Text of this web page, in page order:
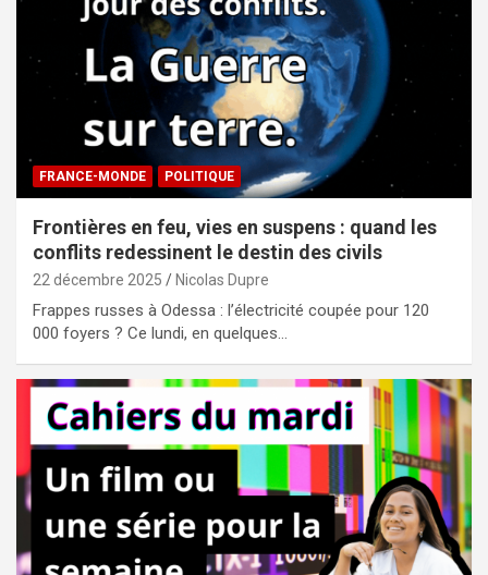
FRANCE-MONDE POLITIQUE
Frontières en feu, vies en suspens : quand les
conflits redessinent le destin des civils
22 décembre 2025 Nicolas Dupre
Frappes russes à Odessa : l’électricité coupée pour 120
000 foyers ? Ce lundi, en quelques…